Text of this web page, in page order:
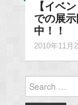
【イベ
での展
中！！
2010年11月
Search
for: